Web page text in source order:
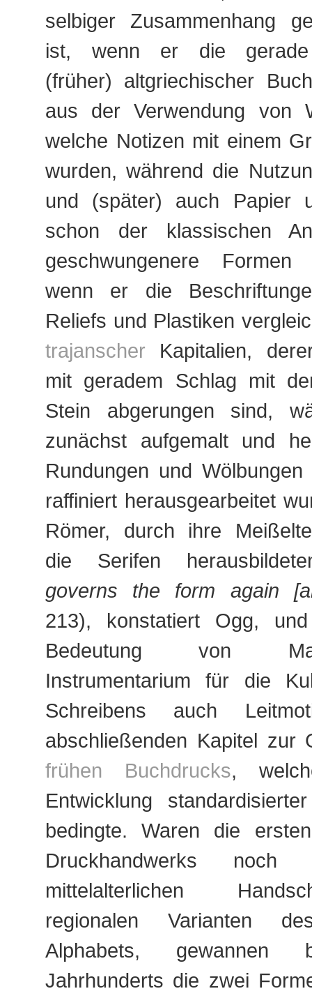
selbiger Zusammenhang
ist, wenn er die gerade
(früher) altgriechischer
aus der Verwendung von
welche Notizen mit einem
wurden, während die
und (später) auch Papier
schon der klassischen
geschwungenere
wenn er die
Reliefs und Plastiken
trajanscher Kapitalien,
mit geradem Schlag mit
Stein abgerungen sind,
zunächst aufgemalt und
Rundungen und
raffiniert herausgearbeitet
Römer, durch ihre
die Serifen
governs the form again
213), konstatiert Ogg,
Bedeutung von
Instrumentarium für die
Schreibens auch
abschließenden Kapitel zur
frühen Buchdrucks,
Entwicklung
bedingte. Waren die
Druckhandwerks noch
mittelalterlichen
regionalen Varianten
Alphabets, gewannen
Jahrhunderts die zwei